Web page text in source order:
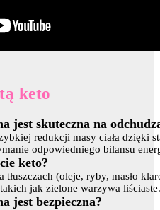
keto
jest skuteczna na
redukcji masy ciała dzięki
odpowiedniego bilansu
keto?
tłuszczach (oleje, ryby, masło
jak zielone warzywa liściaste.
jest bezpieczna?